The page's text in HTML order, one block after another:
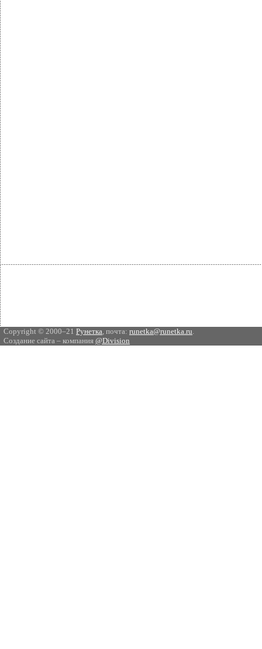
Copyright © 2000–21 Рунетка, почта: runetka@runetka.ru.
Создание сайта – компания @Division